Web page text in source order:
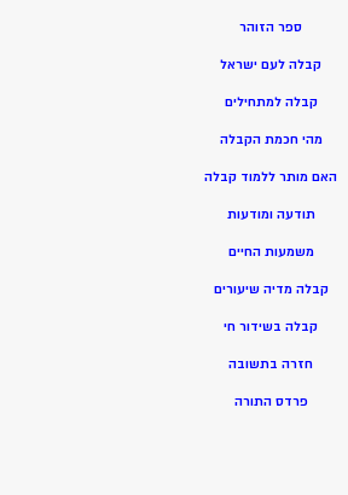
ספר הזוהר
קבלה לעם ישראל
קבלה למתחילים
מהי חכמת הקבלה
האם מותר ללמוד קבלה
תודעה ומודעות
משמעות החיים
קבלה מדיה שיעורים
קבלה בשידור חי
חזרה בתשובה
פרדס התורה